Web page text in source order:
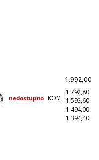
nedostupno KOM
1.992,00
1.792,80
1.593,60
1.494,00
1.394,40